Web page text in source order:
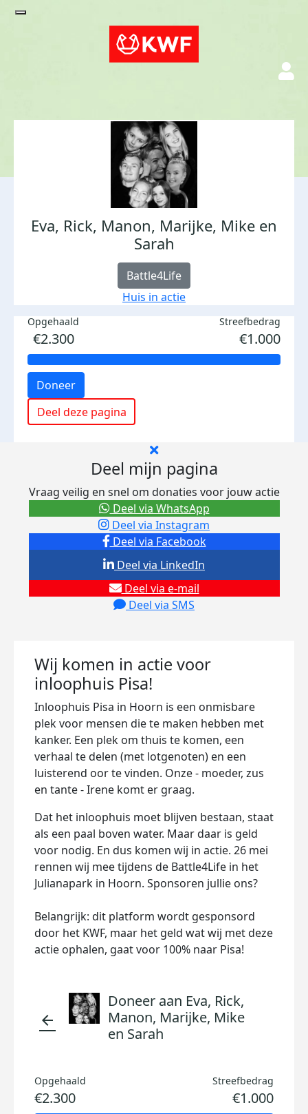
Eva, Rick, Manon, Marijke, Mike en
Sarah
Battle4Life
Huis in actie
Opgehaald
€2.300
Streefbedrag
€1.000
Doneer
Deel deze pagina
Deel mijn pagina
Vraag veilig en snel om donaties voor jouw actie
Deel via Facebook
Deel via Instagram
Deel via e-mail
Deel via SMS
Deel via LinkedIn
Deel via WhatsApp
Wij komen in actie voor
inloophuis Pisa!
Inloophuis Pisa in Hoorn is een onmisbare
plek voor mensen die te maken hebben met
kanker. Een plek om thuis te komen, een
verhaal te delen (met lotgenoten) en een
luisterend oor te vinden. Onze - moeder, zus
en tante - Irene komt er graag.
Dat het inloophuis moet blijven bestaan, staat
als een paal boven water. Maar daar is geld
voor nodig. En dus komen wij in actie. 26 mei
rennen wij mee tijdens de Battle4Life in het
Julianapark in Hoorn. Sponsoren jullie ons?
Belangrijk: dit platform wordt gesponsord
door het KWF, maar het geld wat wij met deze
actie ophalen, gaat voor 100% naar Pisa!
arrow_back
Doneer aan Eva, Rick,
Manon, Marijke, Mike
en Sarah
Opgehaald
€2.300
Streefbedrag
€1.000